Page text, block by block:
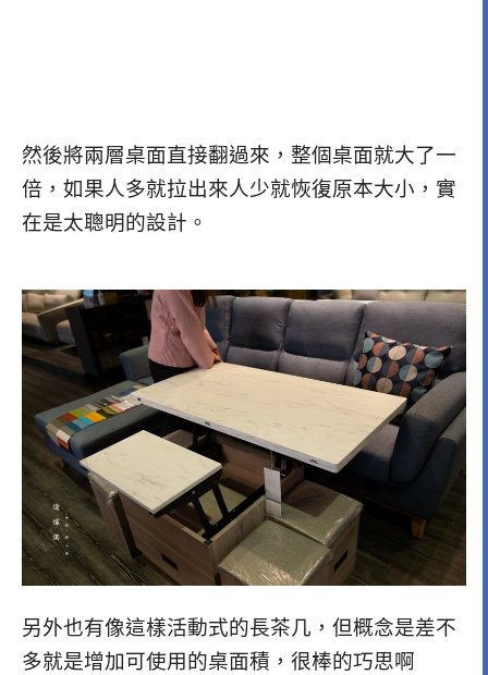
然後將兩層桌面直接翻過來，整個桌面就大了一
倍，如果人多就拉出來人少就恢復原本大小，實
在是太聰明的設計。
另外也有像這樣活動式的長茶几，但概念是差不
多就是增加可使用的桌面積，很棒的巧思啊